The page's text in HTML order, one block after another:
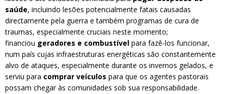
saúde, incluindo lesões potencialmente fatais causadas
directamente pela guerra e também programas de cura de
traumas, especialmente cruciais neste momento;
financiou geradores e combustível para fazê-los funcionar,
num país cujas infraestruturas energéticas são constantemente
alvo de ataques, especialmente durante os invernos gelados, e
serviu para comprar veículos para que os agentes pastorais
possam chegar às comunidades sob sua responsabilidade.